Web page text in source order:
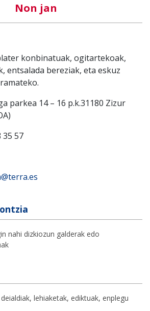
Non jan
konbinatuak, ogitartekoak,
entsalada bereziak, eta eskuz
parkea 14 – 16 p.k.31180 Zizur
35 57
nahi dizkiozun galderak edo
lehiaketak, ediktuak, enplegu